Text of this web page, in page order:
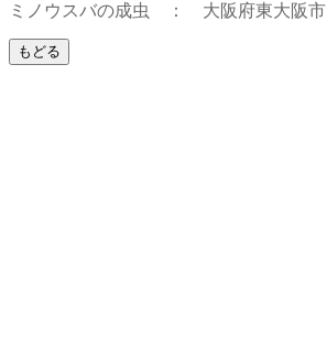
ミノウスバの成虫 ： 大阪府東大阪